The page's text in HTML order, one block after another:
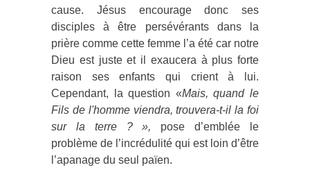
cause. Jésus encourage donc ses
disciples à être persévérants dans la
prière comme cette femme l’a été car notre
Dieu est juste et il exaucera à plus forte
raison ses enfants qui crient à lui.
Cependant, la question «Mais, quand le
Fils de l'homme viendra, trouvera-t-il la foi
sur la terre ? », pose d’emblée le
problème de l’incrédulité qui est loin d’être
l’apanage du seul païen.